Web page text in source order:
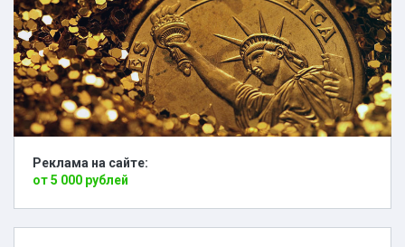
Реклама на сайте:
от 5 000 рублей